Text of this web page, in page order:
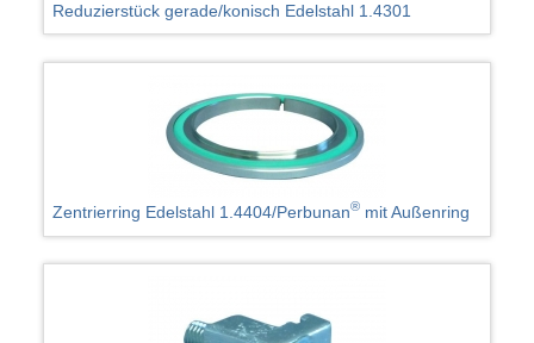
Reduzierstück gerade/konisch Edelstahl 1.4301
Zentrierring Edelstahl 1.4404/Perbunan® mit Außenring